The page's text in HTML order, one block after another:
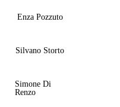
Enza Pozzuto
Silvano Storto
Simone Di
Renzo